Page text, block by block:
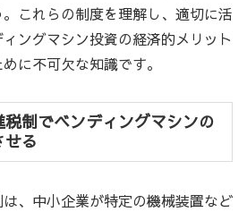
これらの制度を理解し、適切に活
ングマシン投資の経済的メリット
に不可欠な知識です。
制でベンディングマシンの
る
、中小企業が特定の機械装置など